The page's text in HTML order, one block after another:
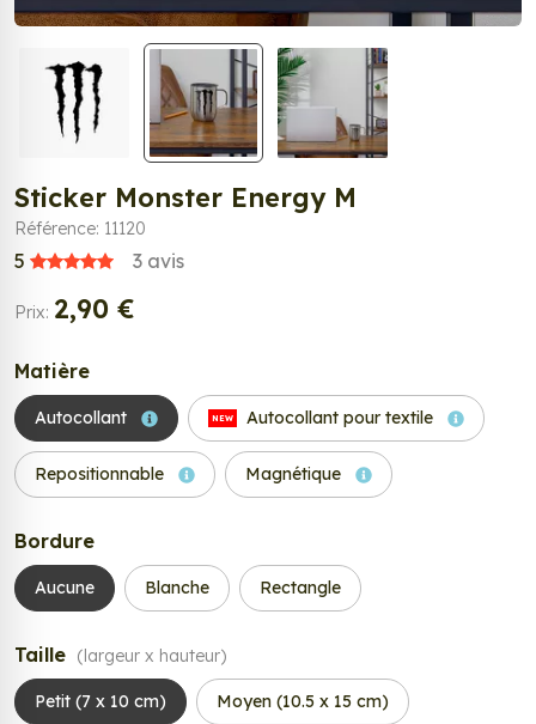
Sticker Monster Energy M
Référence: 11120
5 3 avis
Prix: 2,90 €
Matière
Autocollant NEW Autocollant pour textile
Repositionnable Magnétique
Bordure
Aucune Blanche Rectangle
Taille (largeur x hauteur)
Petit (7 x 10 cm) Moyen (10.5 x 15 cm)